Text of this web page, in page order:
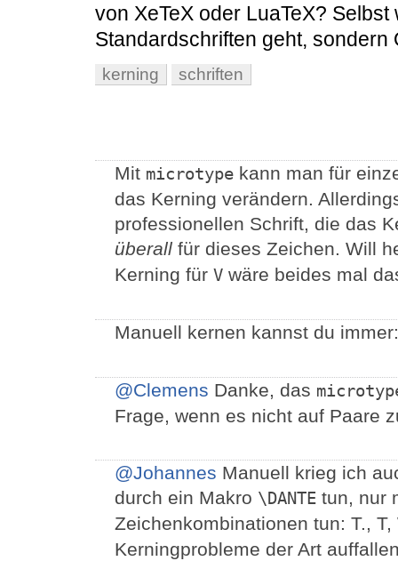
von XeTeX oder LuaTeX?
Standardschriften geht, sondern
kerning schriften
Mit microtype kann man für
das Kerning verändern.
professionellen Schrift, die das
überall für dieses Zeichen. Will
Kerning für V wäre beides mal
Manuell kernen kannst du
@Clemens Danke, das
Frage, wenn es nicht auf Paare
@Johannes Manuell krieg ich
durch ein Makro \DANTE tun, nur
Zeichenkombinationen tun: T.,
Kerningprobleme der Art